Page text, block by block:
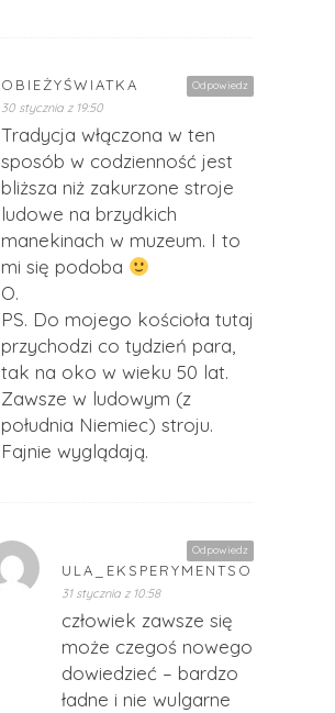
Odpowiedz
OBIEŻYŚWIATKA
30 stycznia z 19:50
Tradycja włączona w ten
sposób w codzienność jest
bliższa niż zakurzone stroje
ludowe na brzydkich
manekinach w muzeum. I to
mi się podoba
O.
PS. Do mojego kościoła tutaj
przychodzi co tydzień para,
tak na oko w wieku 50 lat.
Zawsze w ludowym (z
południa Niemiec) stroju.
Fajnie wyglądają.
Odpowiedz
ULA_EKSPERYMENTSOBOTNI
31 stycznia z 10:58
człowiek zawsze się
może czegoś nowego
dowiedzieć – bardzo
ładne i nie wulgarne